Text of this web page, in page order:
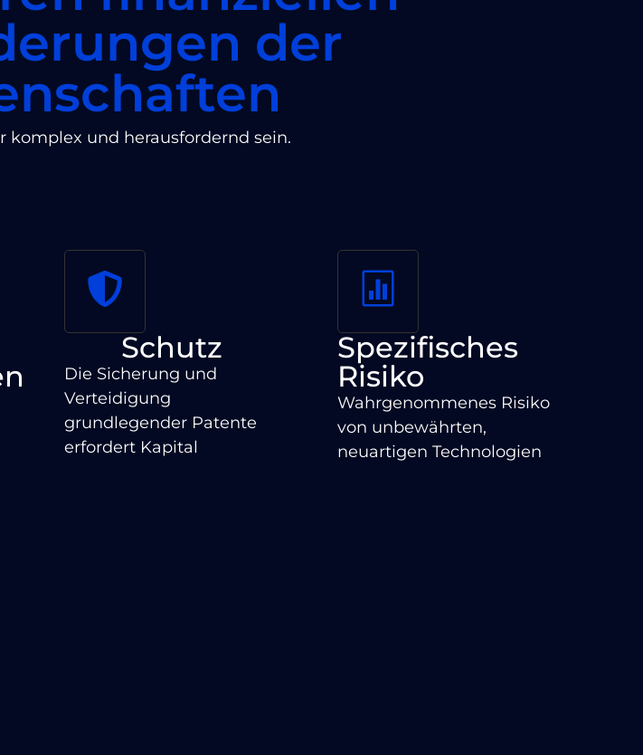
der
komplex und herausfordernd sein.
Schutz
Die Sicherung und
Verteidigung
grundlegender Patente
erfordert Kapital
Spezifisches
Risiko
Wahrgenommenes Risiko
von unbewährten,
neuartigen Technologien